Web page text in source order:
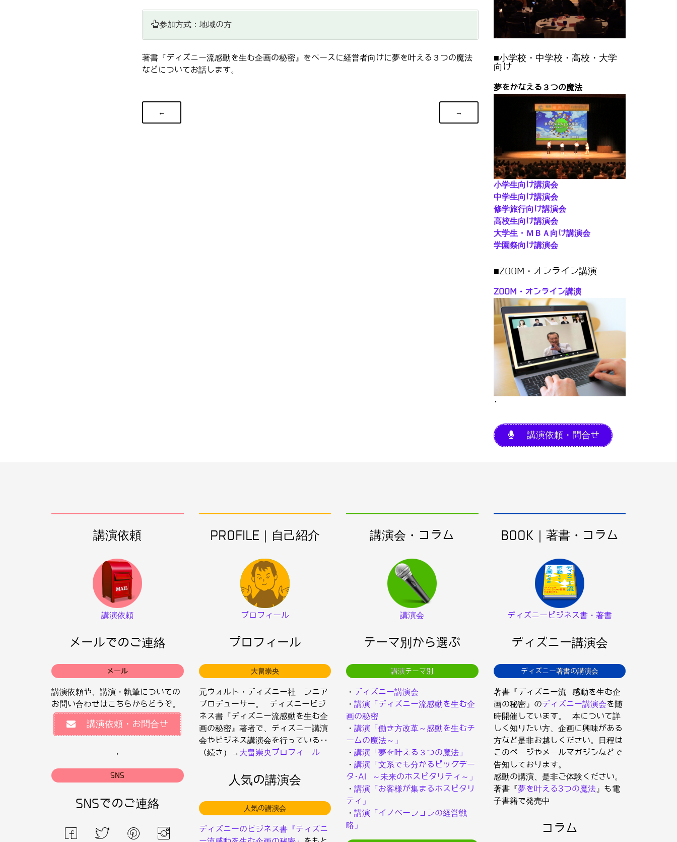
参加方式：地域の方
著書『ディズニー流感動を生む企画の秘密』をベースに経営者向けに夢を叶える３つの魔法
などについてお話します。
← →
■小学校・中学校・高校・大学
向け
夢をかなえる３つの魔法
小学生向け講演会
中学生向け講演会
修学旅行向け講演会
高校生向け講演会
大学生・ＭＢＡ向け講演会
学園祭向け講演会
■ZOOM・オンライン講演
ZOOM・オンライン講演
･
講演依頼・問合せ
講演依頼
講演依頼
メールでのご連絡
メール
講演依頼や、講演・執筆についての
お問い合わせはこちらからどうぞ。
講演依頼・お問合せ
・
SNS
SNSでのご連絡
PROFILE｜自己紹介
プロフィール
プロフィール
大畠崇央
元ウォルト・ディズニー社 シニア
プロデューサー。 ディズニービジ
ネス書『ディズニー流感動を生む企
画の秘密』著者で、ディズニー講演
会やビジネス講演会を行っている･･
（続き）→ 大畠崇央プロフィール
人気の講演会
人気の講演会
ディズニーのビジネス書『ディズニ
講演会・コラム
講演会
テーマ別から選ぶ
講演テーマ別
・ ディズニー講演会
・ 講演「ディズニー流感動を生む企
画の秘密
・ 講演「働き方改革～感動を生むチ
ームの魔法～」
・ 講演「夢を叶える３つの魔法」
・ 講演「文系でも分かるビッグデー
タ･AI ～未来のホスピタリティ～」
・ 講演「お客様が集まるホスピタリ
ティ」
・ 講演「イノベーションの経営戦
略」
BOOK｜著書・コラム
ディズニービジネス書・著書
ディズニー講演会
ディズニー著書の講演会
著書『ディズニー流 感動を生む企
画の秘密』のディズニー講演会を随
時開催しています。 本について詳
しく知りたい方、企画に興味がある
方など是非お越しください。日程は
このページやメールマガジンなどで
告知しております。
感動の講演、是非ご体験ください。
著書『夢を叶える3つの魔法』も電
子書籍で発売中
コラム